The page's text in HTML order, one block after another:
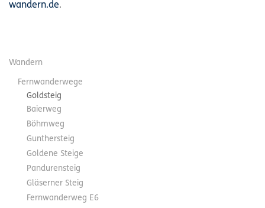
wandern.de.
Wandern
Fernwanderwege
Goldsteig
Baierweg
Böhmweg
Gunthersteig
Goldene Steige
Pandurensteig
Gläserner Steig
Fernwanderweg E6